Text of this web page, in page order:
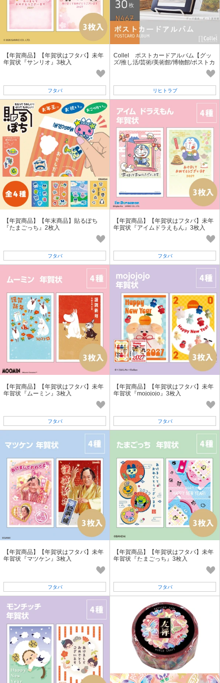
【年賀商品】【年賀状はフタバ】未年
年賀状『サンリオ』3枚入
フタバ
Collel ポストカードアルバム【グッ
ズ/推し活/芸術/美術館/博物館/ポストカ
リヒトラブ
【年賀商品】【年末商品】貼るぽち
『たまごっち』2枚入
フタバ
【年賀商品】【年賀状はフタバ】未年
年賀状『アイムドラえもん』3枚入
フタバ
【年賀商品】【年賀状はフタバ】未年
年賀状『ムーミン』3枚入
フタバ
【年賀商品】【年賀状はフタバ】未年
年賀状『mojojojo』3枚入
フタバ
【年賀商品】【年賀状はフタバ】未年
年賀状『マツケン』3枚入
フタバ
【年賀商品】【年賀状はフタバ】未年
年賀状『たまごっち』3枚入
フタバ